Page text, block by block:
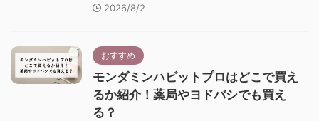
2026/8/2
おすすめ
モンダミンハビットプロはどこで買え
るか紹介！薬局やヨドバシでも買え
る？